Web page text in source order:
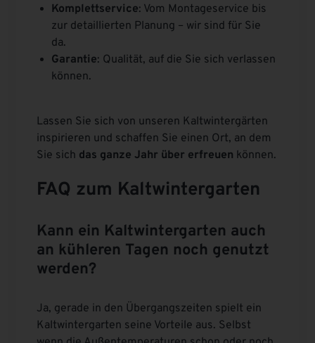
Komplettservice: Vom Montageservice bis
zur detaillierten Planung – wir sind für Sie
da.
Garantie: Qualität, auf die Sie sich verlassen
können.
Lassen Sie sich von unseren Kaltwintergärten
inspirieren und schaffen Sie einen Ort, an dem
Sie sich das ganze Jahr über erfreuen können.
FAQ zum Kaltwintergarten
Kann ein Kaltwintergarten auch
an kühleren Tagen noch genutzt
werden?
Ja, gerade in den Übergangszeiten spielt ein
Kaltwintergarten seine Vorteile aus. Selbst